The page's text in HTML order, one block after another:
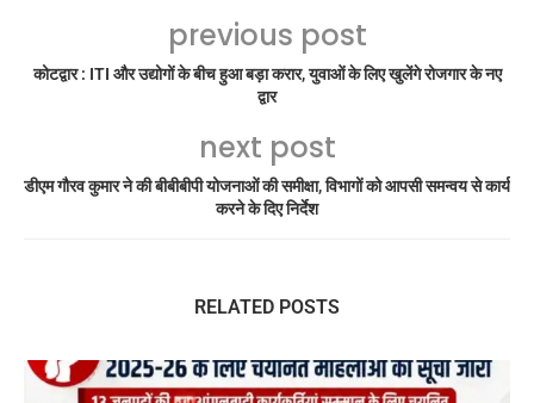
previous post
कोटद्वार : ITI और उद्योगों के बीच हुआ बड़ा करार, युवाओं के लिए खुलेंगे रोजगार के नए
द्वार
next post
डीएम गौरव कुमार ने की बीबीबीपी योजनाओं की समीक्षा, विभागों को आपसी समन्वय से कार्य
करने के दिए निर्देश
RELATED POSTS